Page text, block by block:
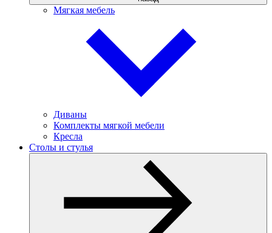
Мягкая мебель
Диваны
Комплекты мягкой мебели
Кресла
Столы и стулья